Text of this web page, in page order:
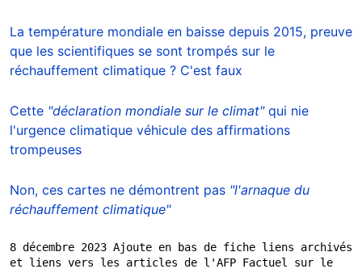
La température mondiale en baisse depuis 2015, preuve
que les scientifiques se sont trompés sur le
réchauffement climatique ? C'est faux
Cette "déclaration mondiale sur le climat"qui nie
l'urgence climatique véhicule des affirmations
trompeuses
Non, ces cartes ne démontrent pas "l'arnaque du
réchauffement climatique"
8 décembre 2023 Ajoute en bas de fiche liens archivés
et liens vers les articles de l'AFP Factuel sur le